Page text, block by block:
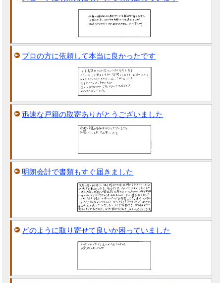
プロの方に依頼して本当に良かったです
迅速な戸籍の取寄ありがとうございました
明朗会計で書類もすぐ届きました
どのように取り寄せて良いか困っていました